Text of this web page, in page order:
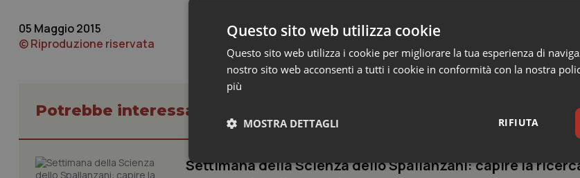
05 Maggio 2015
© Riproduzione riservata
Potrebbe interessarti in Regioni e Asl
Settimana della Scienza dello Spallanzani: capire la
Questo sito web utilizza cookie
Questo sito web utilizza i cookie per migliorare la tua esperienza di
nostro sito web acconsenti a tutti i cookie in conformità con la nostra
più
RIFIUTA
MOSTRA DETTAGLI
Necessari Statistici